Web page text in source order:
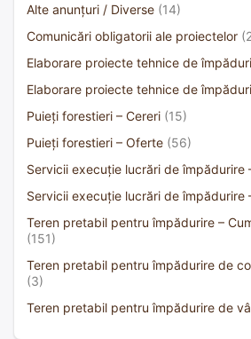
Alte anunțuri / Diverse (14)
Comunicări obligatorii ale proiectelor
Elaborare proiecte tehnice de
Elaborare proiecte tehnice de
Puieți forestieri – Cereri (15)
Puieți forestieri – Oferte (56)
Servicii execuție lucrări de împădurire
Servicii execuție lucrări de împădurire
Teren pretabil pentru împădurire –
(151)
Teren pretabil pentru împădurire de
(3)
Teren pretabil pentru împădurire de